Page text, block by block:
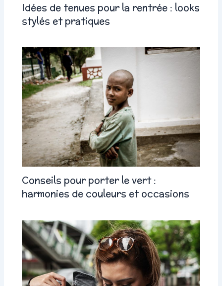
Idées de tenues pour la rentrée : looks
stylés et pratiques
Conseils pour porter le vert :
harmonies de couleurs et occasions